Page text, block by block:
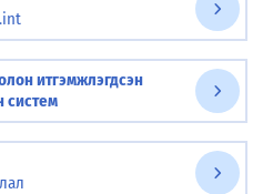
итгэмжлэгдсэн
систем